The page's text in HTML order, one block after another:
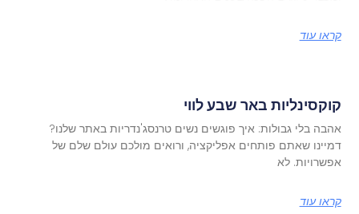
קראו עוד
קוקסינליות באר שבע לווי
אהבה בלי גבולות: איך פוגשים נשים טרנסג'נדריות באתר שלנו?
דמיינו שאתם פותחים אפליקציה, ורואים מולכם עולם שלם של
אפשרויות. לא
קראו עוד